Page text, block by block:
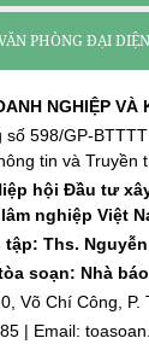
PHÒNG ĐẠI DIỆN
NGHIỆP VÀ
số 598/GP-
tin và Truyền
hội Đầu tư
lâm nghiệp Việt
tập: Ths.
soạn: Nhà
Võ Chí Công, P.
| Email: